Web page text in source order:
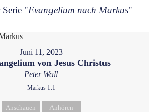
Serie "Evangelium nach Markus"
Juni 11, 2023
von Jesus Christus
Peter Wall
Markus 1:1
Anschauen Anhören